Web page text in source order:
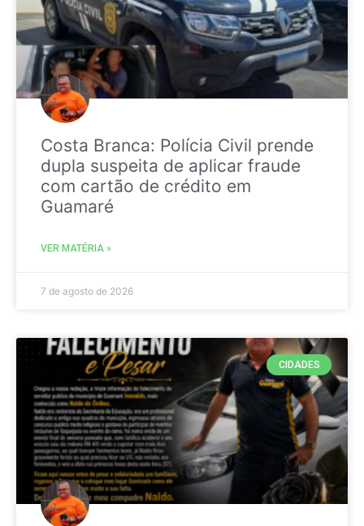
Costa Branca: Polícia Civil prende
dupla suspeita de aplicar fraude
com cartão de crédito em
Guamaré
VER MATÉRIA »
7 de agosto de 2026
CIDADES